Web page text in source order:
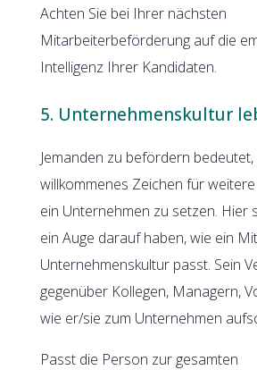
Achten Sie bei Ihrer nächsten
Mitarbeiterbeförderung auf die
Intelligenz Ihrer Kandidaten.
5. Unternehmenskultur
Jemanden zu befördern bedeutet,
willkommenes Zeichen für
ein Unternehmen zu setzen. Hier
ein Auge darauf haben, wie ein
Unternehmenskultur passt. Sein
gegenüber Kollegen, Managern,
wie er/sie zum Unternehmen
Passt die Person zur gesamten